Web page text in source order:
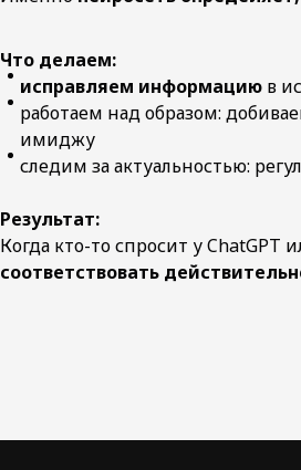
Что делаем:
исправляем информацию в
работаем над образом:
имиджу
следим за актуальностью:
Результат:
Когда кто-то спросит у
соответствовать